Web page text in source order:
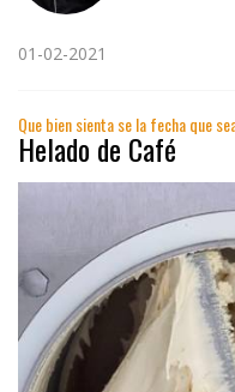
01-02-2021
Que bien sienta se la fecha que
Helado de Café